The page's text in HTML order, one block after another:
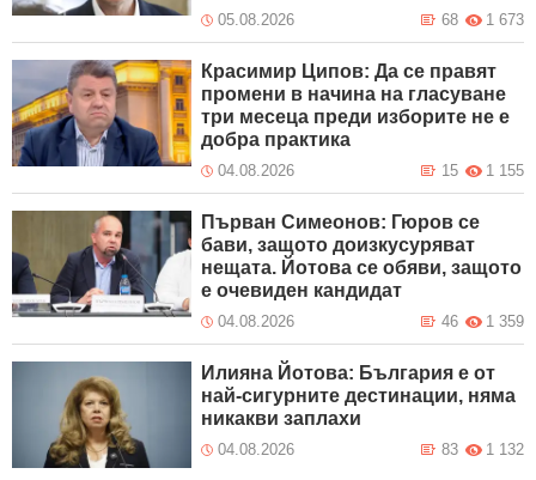
05.08.2026 1 673
68
Красимир Ципов: Да се правят
промени в начина на гласуване
три месеца преди изборите не е
добра практика
04.08.2026 1 155
15
Първан Симеонов: Гюров се
бави, защото доизкусуряват
нещата. Йотова се обяви, защото
е очевиден кандидат
04.08.2026 1 359
46
Илияна Йотова: България е от
най-сигурните дестинации, няма
никакви заплахи
04.08.2026 1 132
83